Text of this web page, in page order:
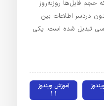
حجم فایل‌ها روزبه‌روز
دردسر اطلاعات بین
تبدیل شده است. یکی
آموزش ویندوز
11